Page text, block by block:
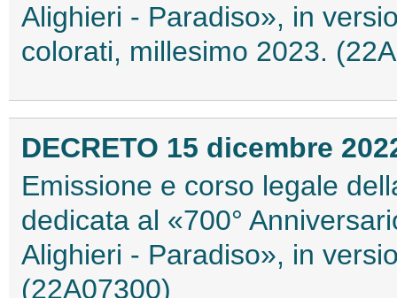
Alighieri - Paradiso», in
colorati, millesimo 2023.
DECRETO 15 dicembre
Emissione e corso legale
dedicata al «700°
Alighieri - Paradiso», in
(22A07300)